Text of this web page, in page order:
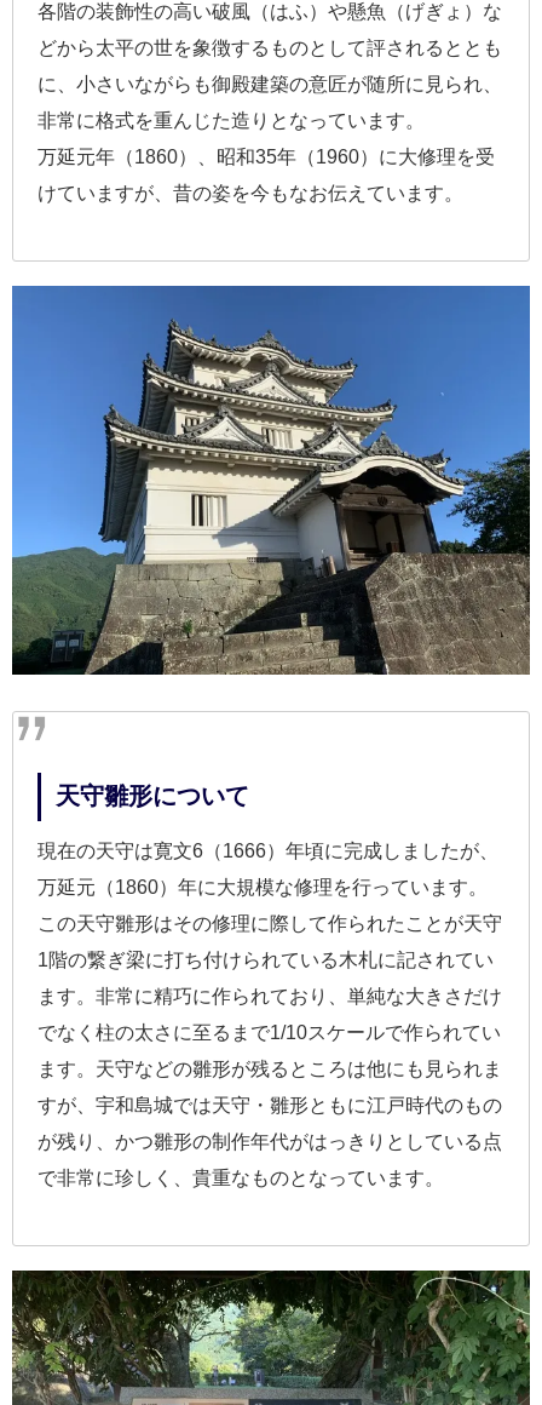
各階の装飾性の高い破風（はふ）や懸魚（げぎょ）な
どから太平の世を象徴するものとして評されるととも
に、小さいながらも御殿建築の意匠が随所に見られ、
非常に格式を重んじた造りとなっています。
万延元年（1860）、昭和35年（1960）に大修理を受
けていますが、昔の姿を今もなお伝えています。
天守雛形について
現在の天守は寛文6（1666）年頃に完成しましたが、
万延元（1860）年に大規模な修理を行っています。
この天守雛形はその修理に際して作られたことが天守
1階の繋ぎ梁に打ち付けられている木札に記されてい
ます。非常に精巧に作られており、単純な大きさだけ
でなく柱の太さに至るまで1/10スケールで作られてい
ます。天守などの雛形が残るところは他にも見られま
すが、宇和島城では天守・雛形ともに江戸時代のもの
が残り、かつ雛形の制作年代がはっきりとしている点
で非常に珍しく、貴重なものとなっています。